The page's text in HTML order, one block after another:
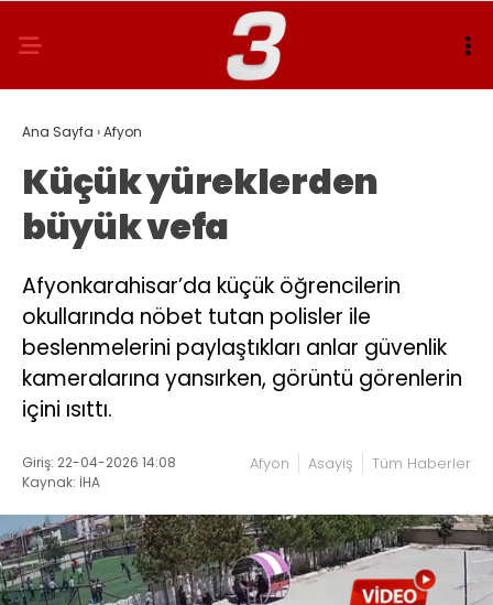
Ana Sayfa ›Afyon
Küçük yüreklerden
büyük vefa
Afyonkarahisar’da küçük öğrencilerin
okullarında nöbet tutan polisler ile
beslenmelerini paylaştıkları anlar güvenlik
kameralarına yansırken, görüntü görenlerin
içini ısıttı.
Giriş: 22-04-2026 14:08
Kaynak: İHA
Afyon Asayiş Tüm Haberler